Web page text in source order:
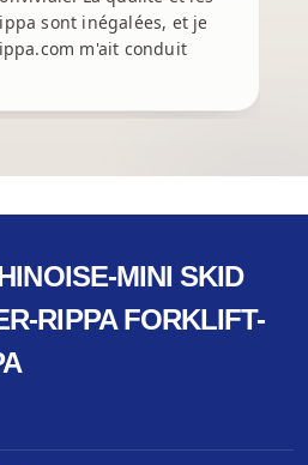
sont inégalées, et je
m'ait conduit
MINI SKID
RIPPA FORKLIFT-